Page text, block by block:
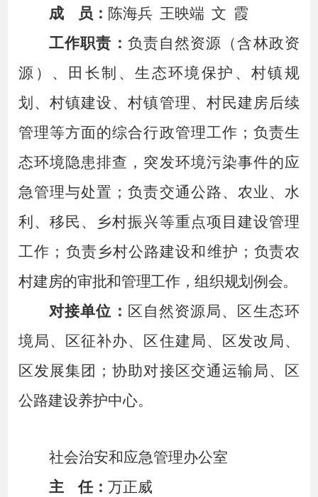
成 员： 陈海兵 王映端 文 霞
工作职责： 负责自然资源（含林政资
源）、田长制、生态环境保护、村镇规
划、村镇建设、村镇管理、村民建房后续
管理等方面的综合行政管理工作；负责生
态环境隐患排查，突发环境污染事件的应
急管理与处置； 负责交通公路、农业、水
利、移民、
乡村振兴等重点项目建设管理
工作 ；负责乡村公路建设和维护 ； 负责农
村建房的审批和管理工作，组织规划例会。
对接单位： 区自然资源局、区生态环
境局、区征补办、区住建局、区发改局、
区发展集团；协助对接区交通运输局、区
公路建设养护中心。
社会治安和应急管理办公室
主
任：万正威